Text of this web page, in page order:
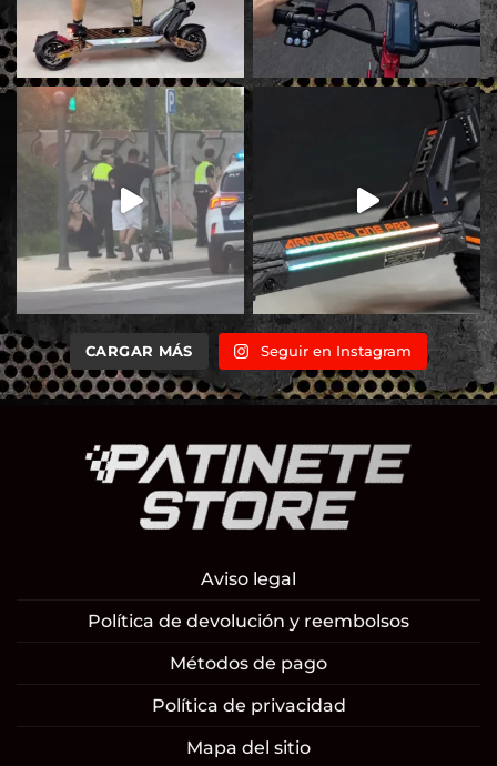
CARGAR MÁS Seguir en Instagram
Aviso legal
Política de devolución y reembolsos
Métodos de pago
Política de privacidad
Mapa del sitio